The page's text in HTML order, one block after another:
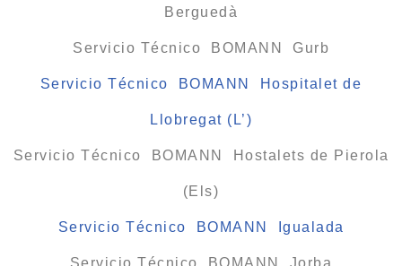
Berguedà
Servicio Técnico BOMANN Gurb
Servicio Técnico BOMANN Hospitalet de
Llobregat (L’)
Servicio Técnico BOMANN Hostalets de Pierola
(Els)
Servicio Técnico BOMANN Igualada